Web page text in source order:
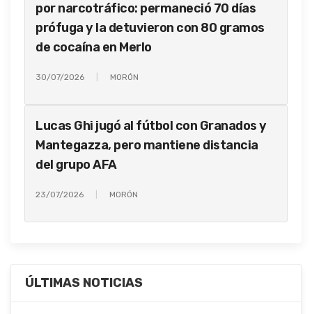
por narcotráfico: permaneció 70 días
prófuga y la detuvieron con 80 gramos
de cocaína en Merlo
30/07/2026 MORÓN
Lucas Ghi jugó al fútbol con Granados y
Mantegazza, pero mantiene distancia
del grupo AFA
23/07/2026 MORÓN
ÚLTIMAS NOTICIAS